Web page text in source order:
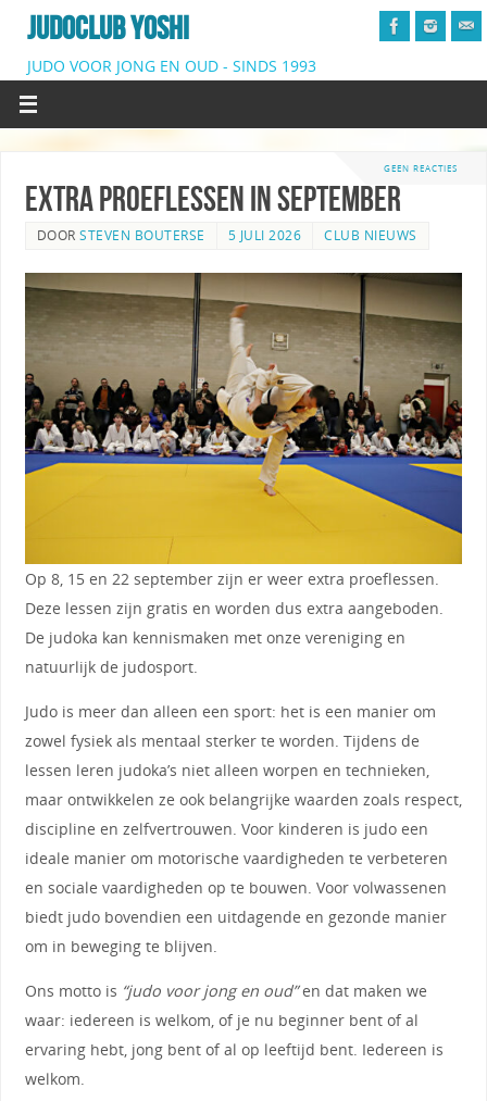
JUDOCLUB YOSHI
JUDO VOOR JONG EN OUD - SINDS 1993
GEEN REACTIES
Extra proeflessen in September
DOORSTEVEN BOUTERSE 5 JULI 2026 CLUB NIEUWS
Op 8, 15 en 22 september zijn er weer extra proeflessen.
Deze lessen zijn gratis en worden dus extra aangeboden.
De judoka kan kennismaken met onze vereniging en
natuurlijk de judosport.
Judo is meer dan alleen een sport: het is een manier om
zowel fysiek als mentaal sterker te worden. Tijdens de
lessen leren judoka’s niet alleen worpen en technieken,
maar ontwikkelen ze ook belangrijke waarden zoals respect,
discipline en zelfvertrouwen. Voor kinderen is judo een
ideale manier om motorische vaardigheden te verbeteren
en sociale vaardigheden op te bouwen. Voor volwassenen
biedt judo bovendien een uitdagende en gezonde manier
om in beweging te blijven.
Ons motto is “judo voor jong en oud”en dat maken we
waar: iedereen is welkom, of je nu beginner bent of al
ervaring hebt, jong bent of al op leeftijd bent. Iedereen is
welkom.